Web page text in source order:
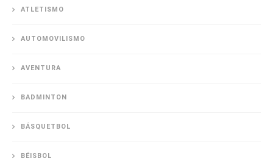
ATLETISMO
AUTOMOVILISMO
AVENTURA
BADMINTON
BÁSQUETBOL
BÉISBOL